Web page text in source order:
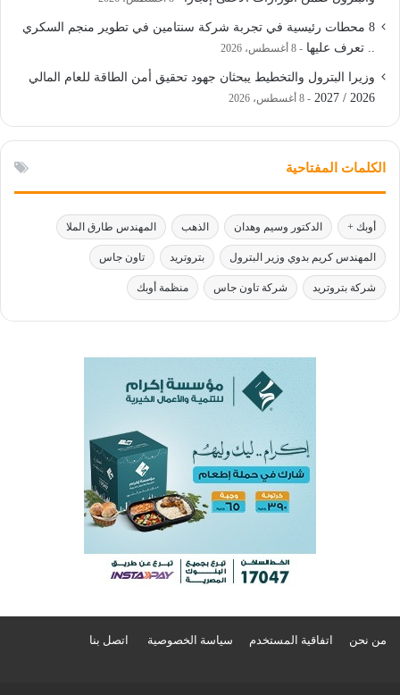
8 محطات رئيسية في تجربة شركة سنتامين في تطوير منجم السكري
.. تعرف عليها
8 أغسطس، 2026
وزيرا البترول والتخطيط يبحثان جهود تحقيق أمن الطاقة للعام المالي
2026 / 2027
8 أغسطس، 2026
الكلمات المفتاحية
أوبك + الدكتور وسيم وهدان الذهب المهندس طارق الملا
المهندس كريم بدوي وزير البترول بتروتريد تاون جاس
شركة بتروتريد شركة تاون جاس منظمة أوبك
من نحن اتفاقية المستخدم سياسة الخصوصية اتصل بنا